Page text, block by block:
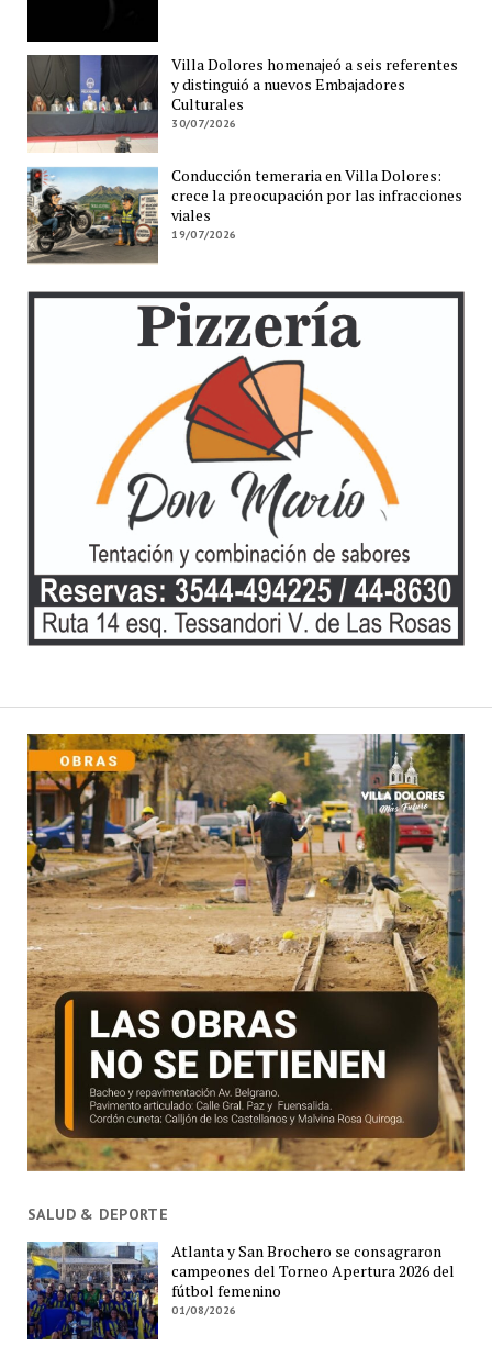
Villa Dolores homenajeó a seis referentes
y distinguió a nuevos Embajadores
Culturales
30/07/2026
Conducción temeraria en Villa Dolores:
crece la preocupación por las infracciones
viales
19/07/2026
SALUD & DEPORTE
Atlanta y San Brochero se consagraron
campeones del Torneo Apertura 2026 del
fútbol femenino
01/08/2026